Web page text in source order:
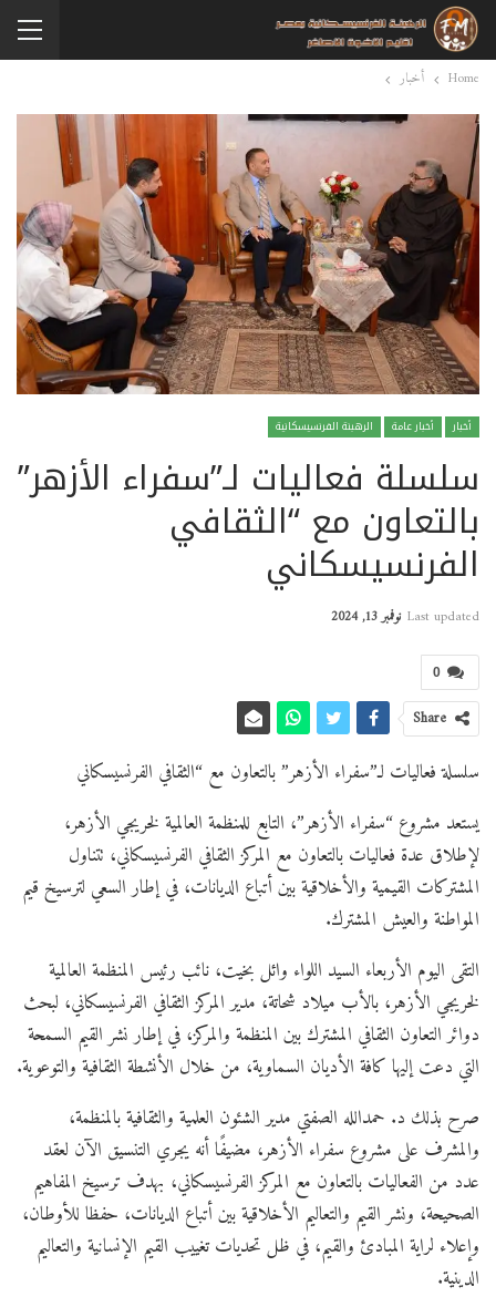
Home أخبار
أخبار أخبار عامة الرهبنة الفرنسيسكانية
سلسلة فعاليات لـ”سفراء الأزهر”
بالتعاون مع “الثقافي
الفرنسيسكاني
Last updated نوفمبر 13, 2024
0
Share
سلسلة فعاليات لـ”سفراء الأزهر” بالتعاون مع “الثقافي الفرنسيسكاني
يستعد مشروع “سفراء الأزهر”، التابع للمنظمة العالمية لخريجي الأزهر،
لإطلاق عدة فعاليات بالتعاون مع المركز الثقافي الفرنسيسكاني، تتناول
المشتركات القيمية والأخلاقية بين أتباع الديانات، في إطار السعي لترسيخ قيم
المواطنة والعيش المشترك.
التقى اليوم الأربعاء السيد اللواء وائل بخيت، نائب رئيس المنظمة العالمية
لخريجي الأزهر، بالأب ميلاد شحاتة، مدير المركز الثقافي الفرنسيسكاني، لبحث
دوائر التعاون الثقافي المشترك بين المنظمة والمركز، في إطار نشر القيم السمحة
التي دعت إليها كافة الأديان السماوية، من خلال الأنشطة الثقافية والتوعوية.
صرح بذلك د. حمدالله الصفتي مدير الشئون العلمية والثقافية بالمنظمة،
والمشرف على مشروع سفراء الأزهر، مضيفًا أنه يجري التنسيق الآن لعقد
عدد من الفعاليات بالتعاون مع المركز الفرنسيسكاني، بهدف ترسيخ المفاهيم
الصحيحة، ونشر القيم والتعاليم الأخلاقية بين أتباع الديانات، حفظا للأوطان،
وإعلاء لراية المبادئ والقيم، في ظل تحديات تغييب القيم الإنسانية والتعاليم
الدينية.